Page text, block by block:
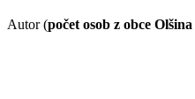
Autor (počet osob z obce Olšina